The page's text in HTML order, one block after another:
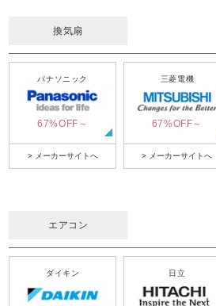
換気扇
パナソニック
67%OFF～
> メーカーサイトへ
三菱電機
67%OFF～
> メーカーサイトへ
エアコン
ダイキン 日立